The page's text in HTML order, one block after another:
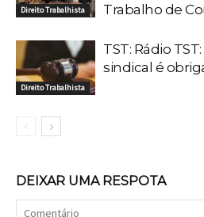
Direito Trabalhista
Trabalho de
Direito Trabalhista
TST: Rádio
sindical é
DEIXAR UMA RESPOTA